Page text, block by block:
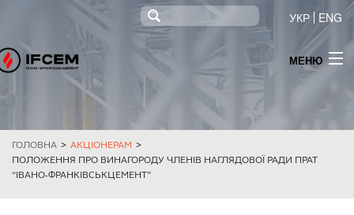
УКР ENG
МЕНЮ
ПРО КОМПАНІЮ
ПРОДУКЦІЯ
ГОЛОВНА > АКЦІОНЕРАМ >
ПОЛОЖЕННЯ ПРО ВИНАГОРОДУ ЧЛЕНІВ НАГЛЯДОВОЇ РАДИ ПРАТ
“ІВАНО-ФРАНКІВСЬКЦЕМЕНТ”